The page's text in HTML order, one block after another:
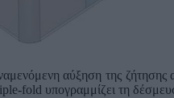
αύξηση της
fold υπογραμμίζει τη